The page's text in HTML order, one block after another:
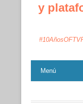
y
Menú